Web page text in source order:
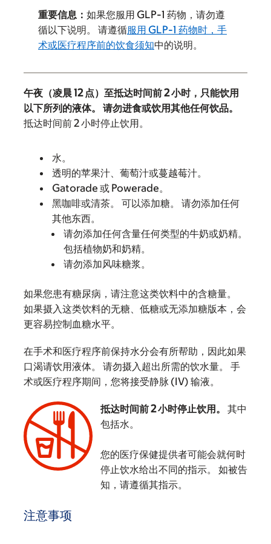
重要信息： 如果您服用 GLP-1 药物，请勿遵
循以下说明。 请遵循服用 GLP-1 药物时，手
术或医疗程序前的饮食须知中的说明。
午夜（凌晨 12 点）至抵达时间前 2 小时，只能饮用
以下所列的液体。 请勿进食或饮用其他任何饮品。
抵达时间前 2 小时停止饮用。
水。
透明的苹果汁、葡萄汁或蔓越莓汁。
Gatorade 或 Powerade。
黑咖啡或清茶。 可以添加糖。 请勿添加任何
其他东西。
请勿添加任何含量任何类型的牛奶或奶精。
包括植物奶和奶精。
请勿添加风味糖浆。
如果您患有糖尿病，请注意这类饮料中的含糖量。
如果摄入这类饮料的无糖、低糖或无添加糖版本，会
更容易控制血糖水平。
在手术和医疗程序前保持水分会有所帮助，因此如果
口渴请饮用液体。 请勿摄入超出所需的饮水量。 手
术或医疗程序期间，您将接受静脉 (IV) 输液。
抵达时间前 2 小时停止饮用。
其中
包括水。
您的医疗保健提供者可能会就何时
停止饮水给出不同的指示。 如被告
知，请遵循其指示。
注意事项